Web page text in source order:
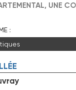
UNE
: